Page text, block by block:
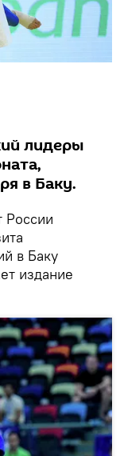
лидеры
в Баку.
России
в Баку
издание